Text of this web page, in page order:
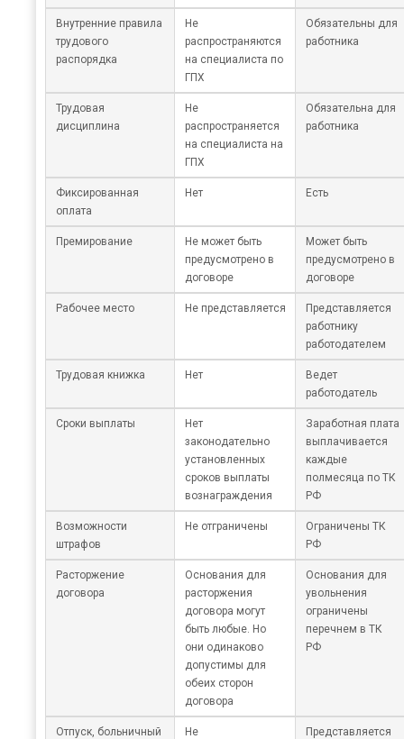
Внутренние правила
трудового
распорядка
Не
распространяются
на специалиста по
ГПХ
Обязательны для
работника
Трудовая
дисциплина
Не
распространяется
на специалиста на
ГПХ
Обязательна для
работника
Фиксированная
оплата
Нет Есть
Премирование
Не может быть
предусмотрено в
договоре
Может быть
предусмотрено в
договоре
Рабочее место Не представляется
Представляется
работнику
работодателем
Трудовая книжка Нет
Ведет
работодатель
Сроки выплаты
Нет
законодательно
установленных
сроков выплаты
вознаграждения
Заработная плата
выплачивается
каждые
полмесяца по ТК
РФ
Возможности
штрафов
Не отграничены
Ограничены ТК
РФ
Расторжение
договора
Основания для
расторжения
договора могут
быть любые. Но
они одинаково
допустимы для
обеих сторон
договора
Основания для
увольнения
ограничены
перечнем в ТК
РФ
Отпуск, больничный
Не
Представляется